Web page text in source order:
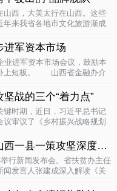
西，大美太行在山西。这些
来我省各地市文化旅游渐成
进军资本市场
业进军资本市场会议，鼓励本
上短板。 山西省金融办介
战的三个“着力点”
时期，近日，习近平总书记
审议了《乡村振兴战略规划
“量身定制”扶贫政策 山西一县一策攻坚深度贫困
行新闻发布会。省扶贫办主任
发言人张建成深入解读《关